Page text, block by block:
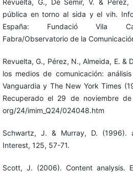
Revuelta, G., De Semir, V. &
pública en torno al sida y el vih.
España: Fundació Vila
Fabra/Observatorio de la
Revuelta, G., Pérez, N., Almeida, E. &
los medios de comunicación:
Vanguardia y The New York Times
Recuperado el 29 de noviembre
org/24/imim_Q24/024048.htm
Schwartz, J. & Murray, D. (1996).
Interest, 125, 57-71.
Scott, J. (2006). Content analysis.